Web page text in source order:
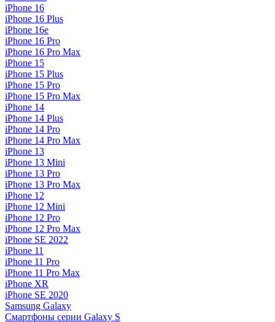
iPhone 16
iPhone 16 Plus
iPhone 16e
iPhone 16 Pro
iPhone 16 Pro Max
iPhone 15
iPhone 15 Plus
iPhone 15 Pro
iPhone 15 Pro Max
iPhone 14
iPhone 14 Plus
iPhone 14 Pro
iPhone 14 Pro Max
iPhone 13
iPhone 13 Mini
iPhone 13 Pro
iPhone 13 Pro Max
iPhone 12
iPhone 12 Mini
iPhone 12 Pro
iPhone 12 Pro Max
iPhone SE 2022
iPhone 11
iPhone 11 Pro
iPhone 11 Pro Max
iPhone XR
iPhone SE 2020
Samsung Galaxy
Смартфоны серии Galaxy S